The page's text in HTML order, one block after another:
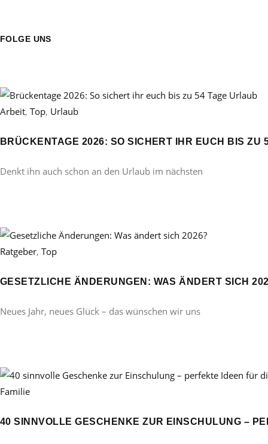
FOLGE UNS
Arbeit, Top, Urlaub
BRÜCKENTAGE 2026: SO SICHERT IHR EUCH BIS ZU
Denkt ihn auch schon an den Urlaub im nächsten
Ratgeber, Top
GESETZLICHE ÄNDERUNGEN: WAS ÄNDERT SICH
Neues Jahr, neues Glück – das wünschen wir uns
Familie
40 SINNVOLLE GESCHENKE ZUR EINSCHULUNG –